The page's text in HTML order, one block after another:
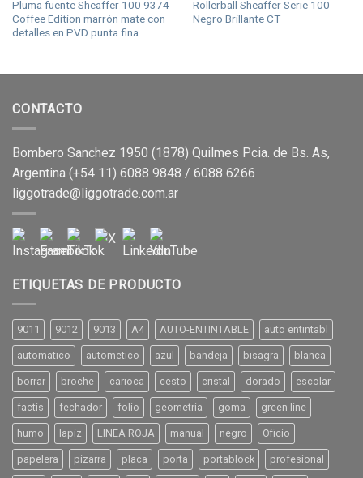
Pluma fuente Sheaffer 100 9374
Coffee Edition marrón mate con
detalles en PVD punta fina
Rollerball Sheaffer Serie 100
Negro Brillante CT
CONTACTO
Bombero Sanchez 1950 (1878) Quilmes Pcia. de Bs. As,
Argentina (+54 11) 6088 9848 / 6088 6266
liggotrade@liggotrade.com.ar
ETIQUETAS DE PRODUCTO
9011 9012 9013 A4 AUTO-ENTINTABLE auto entintabl
automatico autometico azul bandeja bisagra blanca
borrar broche carioca cesto cristal dorado escolar
factis fechador folio geometria goma green line
humo lapiz LINEA ROJA manual negro Oficio
papelera pizarra placa porta portablock profesional